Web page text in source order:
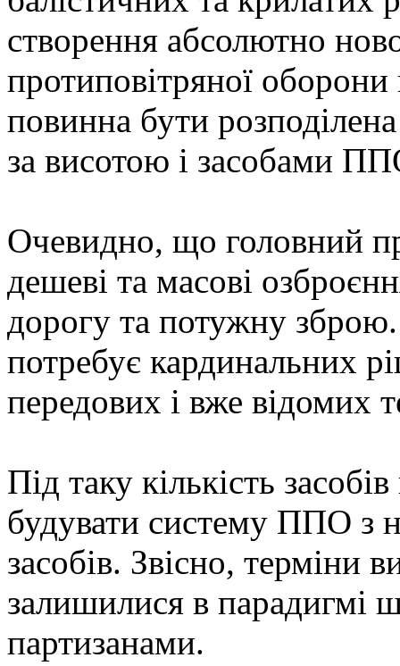
створення абсолютно
протиповітряної оборони
повинна бути
за висотою і засобами
Очевидно, що головний
дешеві та масові
дорогу та потужну
потребує кардинальних
передових і вже відомих
Під таку кількість
будувати систему ППО з
засобів. Звісно, терміни
залишилися в парадигмі
партизанами.